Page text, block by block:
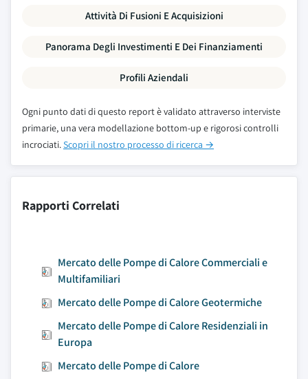
Attività Di Fusioni E Acquisizioni
Panorama Degli Investimenti E Dei Finanziamenti
Profili Aziendali
Ogni punto dati di questo report è validato attraverso interviste
primarie, una vera modellazione bottom-up e rigorosi controlli
incrociati.Scopri il nostro processo di ricerca →
Rapporti Correlati
Mercato delle Pompe di Calore Commerciali e
Multifamiliari
Mercato delle Pompe di Calore Geotermiche
Mercato delle Pompe di Calore Residenziali in
Europa
Mercato delle Pompe di Calore